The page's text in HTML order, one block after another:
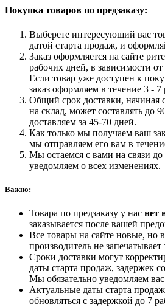
Покупка товаров по предзаказу:
Выберете интересующий вас
датой старта продаж, и
Заказ оформляется на сайте
рабочих дней, в зависимости
Если товар уже доступен к
заказ оформляем в течение 3 -
Общий срок доставки, начиная
на склад, может составлять до
доставляем за 45-70 дней.
Как только мы получаем ваш
мы отправляем его вам в
Мы остаемся с вами на связи
уведомляем о всех изменениях.
Важно:
Товара по предзаказу у нас нет
заказывается после вашей
Все товары на сайте новые, но
производитель не запечатывает
Сроки доставки могут
даты старта продаж, задержек
Мы обязательно уведомляем
Актуальные даты старта
обновляться с задержкой до 7